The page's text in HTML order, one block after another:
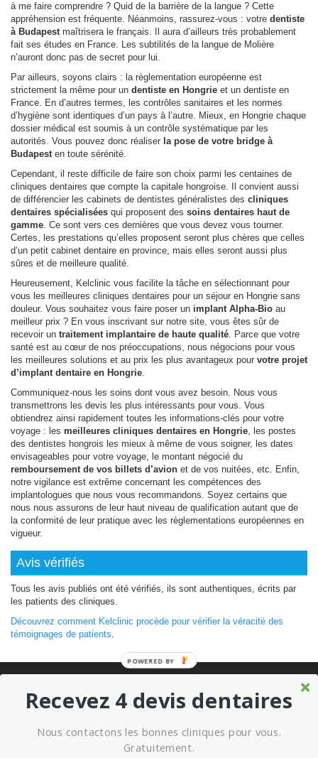
à me faire comprendre ? Quid de la barrière de la langue ? Cette
appréhension est fréquente. Néanmoins, rassurez-vous : votre dentiste
à Budapestmaîtrisera le français. Il aura d’ailleurs très probablement
fait ses études en France. Les subtilités de la langue de Molière
n’auront donc pas de secret pour lui.
Par ailleurs, soyons clairs : la règlementation européenne est
strictement la même pour un dentiste en Hongrie et un dentiste en
France. En d’autres termes, les contrôles sanitaires et les normes
d’hygiène sont identiques d’un pays à l’autre. Mieux, en Hongrie chaque
dossier médical est soumis à un contrôle systématique par les
autorités. Vous pouvez donc réaliser la pose de votre bridge à
Budapesten toute sérénité.
Cependant, il reste difficile de faire son choix parmi les centaines de
cliniques dentaires que compte la capitale hongroise. Il convient aussi
de différencier les cabinets de dentistes généralistes des cliniques
dentaires spécialisées qui proposent des soins dentaires haut de
gamme. Ce sont vers ces dernières que vous devez vous tourner.
Certes, les prestations qu’elles proposent seront plus chères que celles
d’un petit cabinet dentaire en province, mais elles seront aussi plus
sûres et de meilleure qualité.
Heureusement, Kelclinic vous facilite la tâche en sélectionnant pour
vous les meilleures cliniques dentaires pour un séjour en Hongrie sans
douleur. Vous souhaitez vous faire poser un implant Alpha-Bio au
meilleur prix ? En vous inscrivant sur notre site, vous êtes sûr de
recevoir un traitement implantaire de haute qualité. Parce que votre
santé est au cœur de nos préoccupations, nous négocions pour vous
les meilleures solutions et au prix les plus avantageux pour votre projet
d’implant dentaire en Hongrie.
Communiquez-nous les soins dont vous avez besoin. Nous vous
transmettrons les devis les plus intéressants pour vous. Vous
obtiendrez ainsi rapidement toutes les informations-clés pour votre
voyage : les meilleures cliniques dentaires en Hongrie, les postes
des dentistes hongrois les mieux à même de vous soigner, les dates
envisageables pour votre voyage, le montant négocié du
remboursement de vos billets d’avion et de vos nuitées, etc. Enfin,
notre vigilance est extrême concernant les compétences des
implantologues que nous vous recommandons. Soyez certains que
nous nous assurons de leur haut niveau de qualification autant que de
la conformité de leur pratique avec les règlementations européennes en
vigueur.
Avis vérifiés
Tous les avis publiés ont été vérifiés, ils sont authentiques, écrits par
les patients des cliniques.
Découvrez comment Kelclinic procède pour vérifier la véracité des
témoignages de patients.
Conditions générales d’utilisation Mentions légales
Recevez 4 devis dentaires
Nous contactons les bonnes cliniques pour vous.
Gratuitement.
POWERED BY